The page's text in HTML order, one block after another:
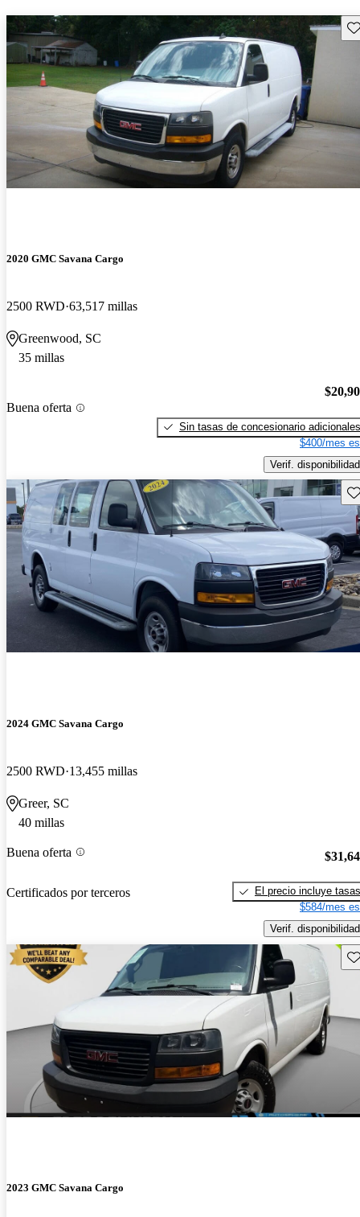
2020 GMC Savana Cargo
2500 RWD 63,517 millas
Greenwood, SC
35 millas
Buena oferta
Sin tasas de concesionario adicionales
$400/mes
Verif. disponibilidad
2024 GMC Savana Cargo
2500 RWD 13,455 millas
Greer, SC
40 millas
Buena oferta
Certificados por terceros
El precio incluye tasas
$584/mes
Verif. disponibilidad
2023 GMC Savana Cargo